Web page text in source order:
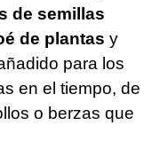
de semillas
de plantas y
para los
en el tiempo, de
o berzas que